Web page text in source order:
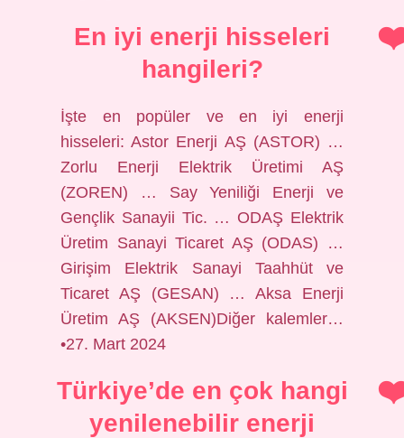
En iyi enerji hisseleri
hangileri?
İşte en popüler ve en iyi enerji
hisseleri: Astor Enerji AŞ (ASTOR) …
Zorlu Enerji Elektrik Üretimi AŞ
(ZOREN) … Say Yeniliği Enerji ve
Gençlik Sanayii Tic. … ODAŞ Elektrik
Üretim Sanayi Ticaret AŞ (ODAS) …
Girişim Elektrik Sanayi Taahhüt ve
Ticaret AŞ (GESAN) … Aksa Enerji
Üretim AŞ (AKSEN)Diğer kalemler…
•27. Mart 2024
Türkiye’de en çok hangi
yenilenebilir enerji